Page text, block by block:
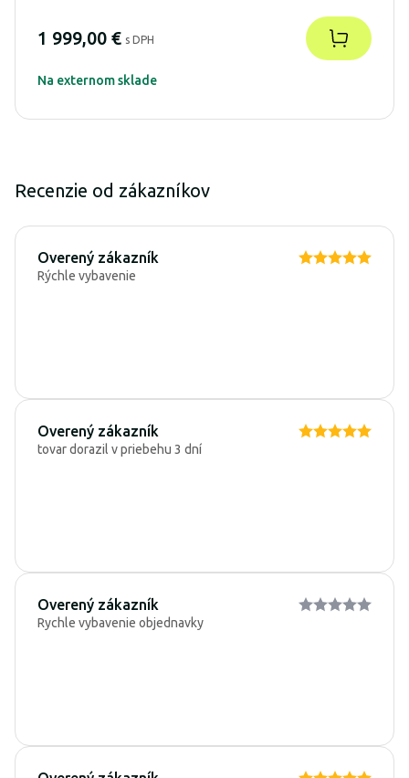
1 999,00 € s DPH
Na externom sklade
Recenzie od zákazníkov
Overený zákazník
Rýchle vybavenie
Overený zákazník
tovar dorazil v priebehu 3 dní
Overený zákazník
Rychle vybavenie objednavky